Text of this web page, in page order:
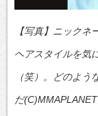
【写真】ニック
ヘアスタイルを気
（笑）。どのよ
だ(C)MMAPLANET